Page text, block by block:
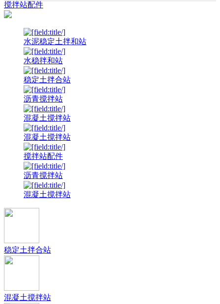
搅拌站配件
水泥稳定土拌和站
水稳拌和站
稳定土拌合站
沥青搅拌站
混凝土搅拌站
混凝土搅拌站
搅拌站配件
沥青搅拌站
混凝土搅拌站
稳定土拌合站
混凝土搅拌站